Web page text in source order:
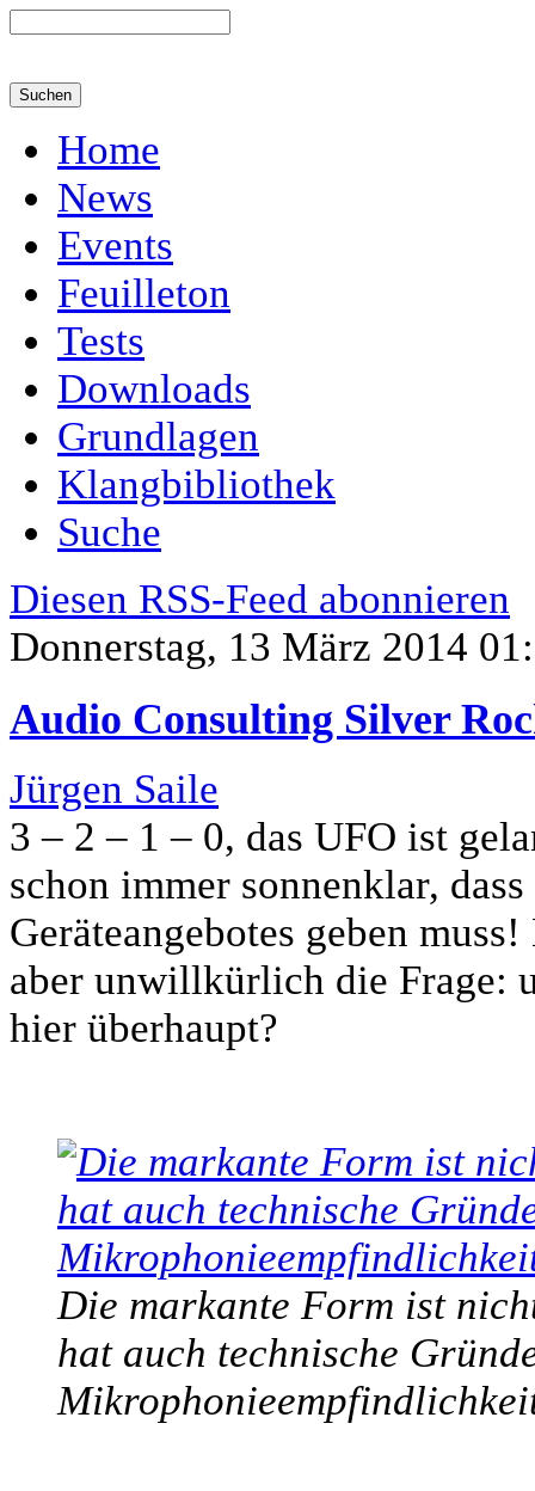
Home
News
Events
Feuilleton
Tests
Downloads
Grundlagen
Klangbibliothek
Suche
Diesen RSS-Feed abonnieren
Donnerstag, 13 März 2014
Audio Consulting Silver
Jürgen Saile
3 – 2 – 1 – 0, das UFO ist
schon immer sonnenklar,
Geräteangebotes geben
aber unwillkürlich die Frage:
hier überhaupt?
Die markante Form ist
hat auch technische